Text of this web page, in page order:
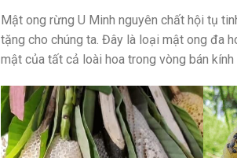
Mật ong rừng U Minh nguyên chất hội tụ
tặng cho chúng ta. Đây là loại mật ong đa
mật của tất cả loài hoa trong vòng bán